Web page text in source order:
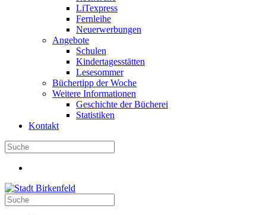
LiTexpress
Fernleihe
Neuerwerbungen
Angebote
Schulen
Kindertagesstätten
Lesesommer
Büchertipp der Woche
Weitere Informationen
Geschichte der Bücherei
Statistiken
Kontakt